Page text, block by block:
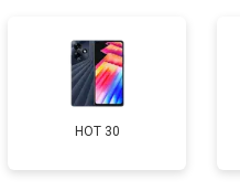
от 2700 ₽
HOT 30